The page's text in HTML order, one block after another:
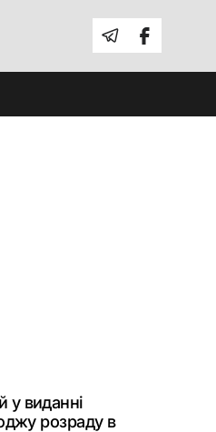
у виданні
розраду в